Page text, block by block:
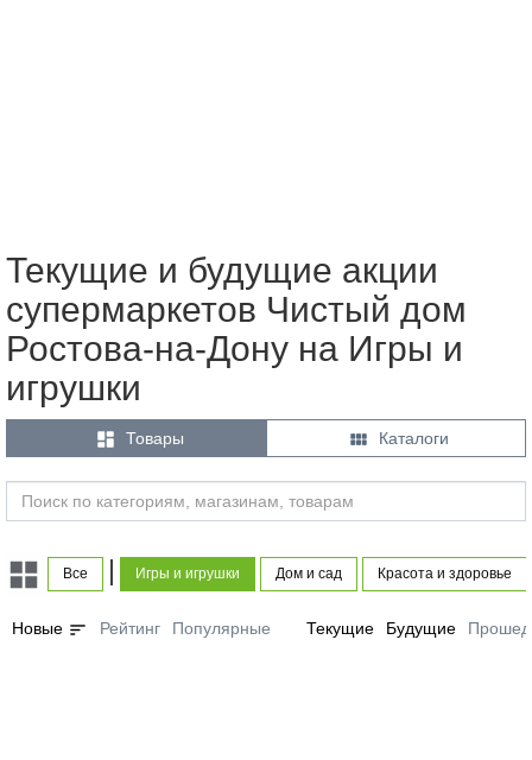
Текущие и будущие акции
супермаркетов Чистый дом
Ростова-на-Дону на Игры и
игрушки
 Товары  Каталоги
Все Игры и игрушки Дом и сад Красота и здоровье
Новые sort Рейтинг Популярные Текущие Будущие